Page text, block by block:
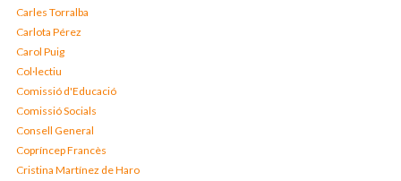
Carles Torralba
Carlota Pérez
Carol Puig
Col·lectiu
Comissió d'Educació
Comissió Socials
Consell General
Copríncep Francès
Cristina Martínez de Haro